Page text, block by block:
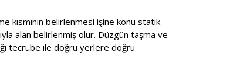
kısmının belirlenmesi işine konu statik
alan belirlenmiş olur. Düzgün taşma ve
tecrübe ile doğru yerlere doğru